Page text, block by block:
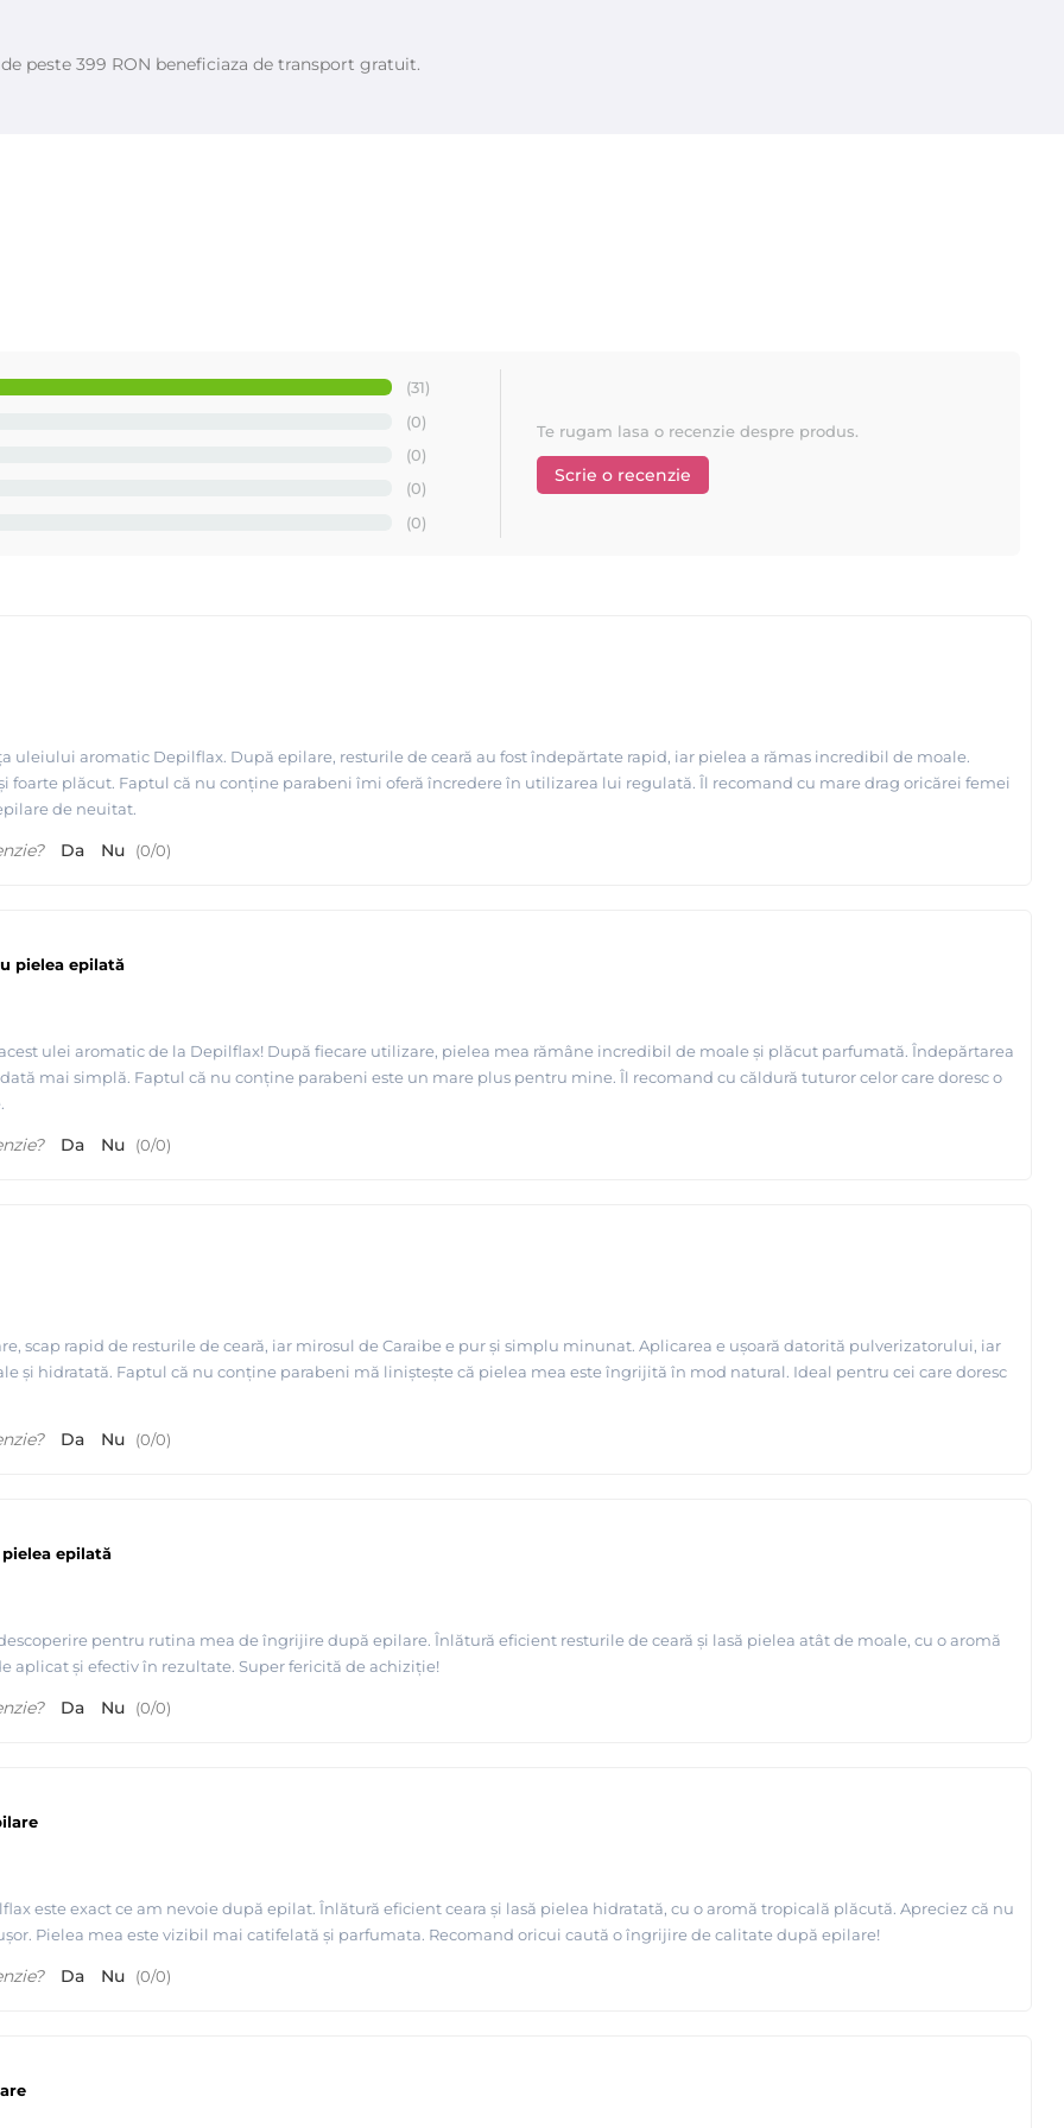
îngriji pielea. Aceste uleiuei, geluri si creme Depilflax sunt completarea ideală pentru saloanele de cosmetica, deoarece nu numai
- Depilflax
Spania
peste 399 RON beneficiaza de transport gratuit.
(31)
(0)
(0)
(0)
(0)
Te rugam lasa o recenzie despre produs.
Scrie o recenzie
uleiului aromatic Depilflax. După epilare, resturile de ceară au fost îndepărtate rapid, iar pielea a rămas incredibil de moale.
foarte plăcut. Faptul că nu conține parabeni îmi oferă încredere în utilizarea lui regulată. Îl recomand cu mare drag oricărei femei
de neuitat.
Da Nu (0/0)
pielea epilată
ulei aromatic de la Depilflax! După fiecare utilizare, pielea mea rămâne incredibil de moale și plăcut parfumată. Îndepărtarea
mai simplă. Faptul că nu conține parabeni este un mare plus pentru mine. Îl recomand cu căldură tuturor celor care doresc o
Da Nu (0/0)
scap rapid de resturile de ceară, iar mirosul de Caraibe e pur și simplu minunat. Aplicarea e ușoară datorită pulverizatorului, iar
și hidratată. Faptul că nu conține parabeni mă liniștește că pielea mea este îngrijită în mod natural. Ideal pentru cei care doresc
Da Nu (0/0)
epilată
pentru rutina mea de îngrijire după epilare. Înlătură eficient resturile de ceară și lasă pielea atât de moale, cu o aromă
aplicat și efectiv în rezultate. Super fericită de achiziție!
Da Nu (0/0)
este exact ce am nevoie după epilat. Înlătură eficient ceara și lasă pielea hidratată, cu o aromă tropicală plăcută. Apreciez că nu
Pielea mea este vizibil mai catifelată și parfumata. Recomand oricui caută o îngrijire de calitate după epilare!
Da Nu (0/0)